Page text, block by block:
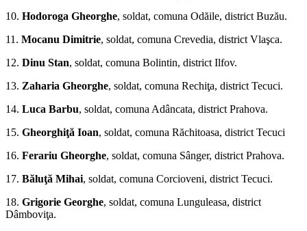
10. Ho­doroga Gheorghe, soldat, comuna Odăile, district Buzău.
11. Mocanu Dimitrie, soldat, comuna Crevedia, district Vlaşca.
12. Dinu Stan, soldat, comuna Bolintin, district Ilfov.
13. Zaharia Gheorghe, soldat, comuna Rechiţa, district Tecuci.
14. Luca Barbu, soldat, comuna Adâncata, district Prahova.
15. Gheorghiţă Ioan, soldat, comuna Răchitoasa, district Tecuci
16. Ferariu Gheorghe, soldat, comuna Sânger, district Prahova.
17. Băluţă Mihai, soldat, comuna Corcioveni, district Tecuci.
18. Grigorie Georghe, soldat, comuna Lunguleasa, district
Dâmboviţa.